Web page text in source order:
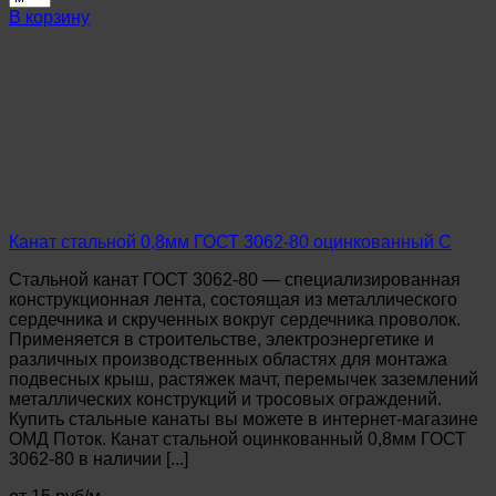
Канат
стальной
В корзину
Канат стальной 0,8мм ГОСТ 3062-80 оцинкованный С
Стальной канат ГОСТ 3062-80 — специализированная
конструкционная лента, состоящая из металлического
сердечника и скрученных вокруг сердечника проволок.
Применяется в строительстве, электроэнергетике и
различных производственных областях для монтажа
подвесных крыш, растяжек мачт, перемычек заземлений
металлических конструкций и тросовых ограждений.
Купить стальные канаты вы можете в интернет-магазине
ОМД Поток. Канат стальной оцинкованный 0,8мм ГОСТ
3062-80 в наличии [...]